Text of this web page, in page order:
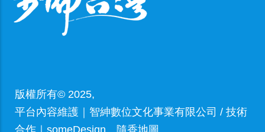
版權所有© 2025,
平台內容維護｜智紳數位文化事業有限公司 / 技術
合作｜ someDesign 、隨香地圖